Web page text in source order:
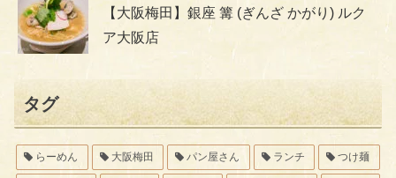
【大阪梅田】銀座 篝 (ぎんざ かがり) ルク
ア大阪店
タグ
らーめん 大阪梅田 パン屋さん ランチ つけ麺